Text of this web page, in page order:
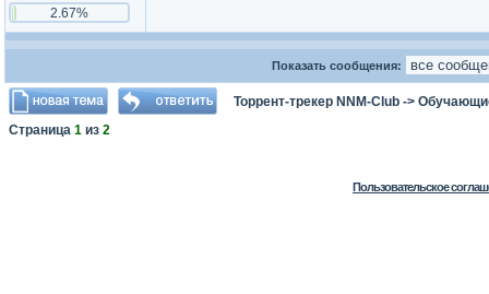
2.67%
Показать сообщения:
Торрент-трекер NNM-Club ->
Страница 1 из 2
Пользовательское